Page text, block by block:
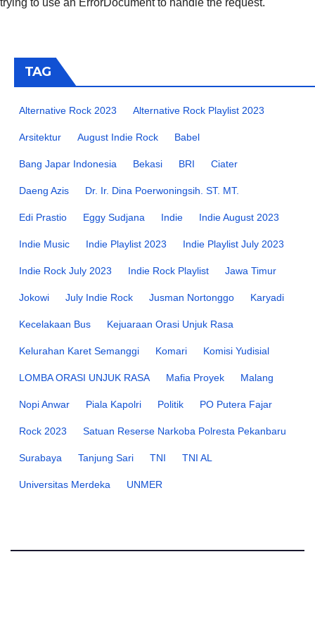
TAG
Alternative Rock 2023 Alternative Rock Playlist 2023
Arsitektur August Indie Rock Babel
Bang Japar Indonesia Bekasi BRI Ciater
Daeng Azis Dr. Ir. Dina Poerwoningsih. ST. MT.
Edi Prastio Eggy Sudjana Indie Indie August 2023
Indie Music Indie Playlist 2023 Indie Playlist July 2023
Indie Rock July 2023 Indie Rock Playlist Jawa Timur
Jokowi July Indie Rock Jusman Nortonggo Karyadi
Kecelakaan Bus Kejuaraan Orasi Unjuk Rasa
Kelurahan Karet Semanggi Komari Komisi Yudisial
LOMBA ORASI UNJUK RASA Mafia Proyek Malang
Nopi Anwar Piala Kapolri Politik PO Putera Fajar
Rock 2023 Satuan Reserse Narkoba Polresta Pekanbaru
Surabaya Tanjung Sari TNI TNI AL
Universitas Merdeka UNMER